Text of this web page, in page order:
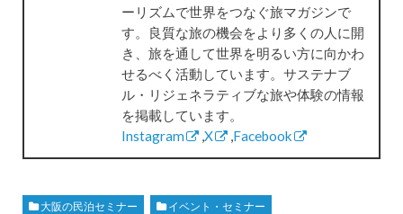
ーリズムで世界をつなぐ旅マガジンで
す。良質な旅の機会をより多くの人に開
き、旅を通して世界を明るい方に向かわ
せるべく活動しています。サステナブ
ル・リジェネラティブな旅や体験の情報
を掲載しています。
Instagram
X Facebook
大阪の民泊セミナー
イベント・セミナー